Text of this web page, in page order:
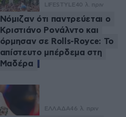
LIFESTYLE40 λ. πριν
Νόμιζαν ότι παντρεύεται ο
Κριστιάνο Ρονάλντο και
όρμησαν σε Rolls-Royce: Το
απίστευτο μπέρδεμα στη
Μαδέρα
ΕΛΛΑΔΑ46 λ. πριν